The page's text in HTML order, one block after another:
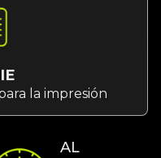
la impresión
AL